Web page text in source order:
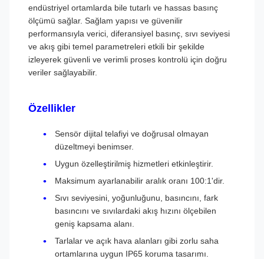
endüstriyel ortamlarda bile tutarlı ve hassas basınç
ölçümü sağlar. Sağlam yapısı ve güvenilir
performansıyla verici, diferansiyel basınç, sıvı seviyesi
ve akış gibi temel parametreleri etkili bir şekilde
izleyerek güvenli ve verimli proses kontrolü için doğru
veriler sağlayabilir.
Özellikler
Sensör dijital telafiyi ve doğrusal olmayan
düzeltmeyi benimser.
Uygun özelleştirilmiş hizmetleri etkinleştirir.
Maksimum ayarlanabilir aralık oranı 100:1'dir.
Sıvı seviyesini, yoğunluğunu, basıncını, fark
basıncını ve sıvılardaki akış hızını ölçebilen
geniş kapsama alanı.
Tarlalar ve açık hava alanları gibi zorlu saha
ortamlarına uygun IP65 koruma tasarımı.